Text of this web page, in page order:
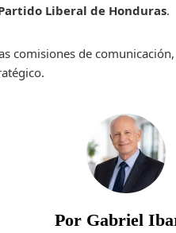
Liberal de Honduras.
comisiones de
Por Gabriel